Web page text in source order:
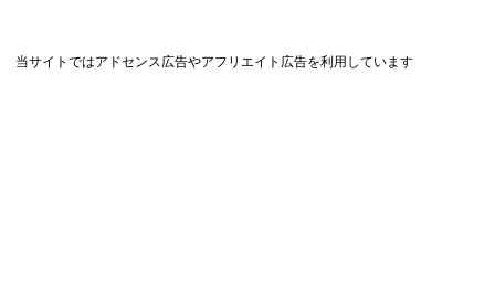
当サイトではアドセンス広告やアフリエイト広告を利用しています